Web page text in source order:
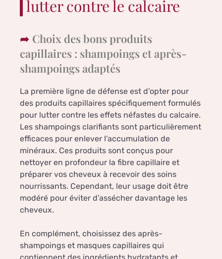
lutter contre le calcaire
Choix des bons produits
capillaires : shampoings et après-
shampoings adaptés
La première ligne de défense est d’opter pour
des produits capillaires spécifiquement formulés
pour lutter contre les effets néfastes du calcaire.
Les shampoings clarifiants sont particulièrement
efficaces pour enlever l’accumulation de
minéraux. Ces produits sont conçus pour
nettoyer en profondeur la fibre capillaire et
préparer vos cheveux à recevoir des soins
nourrissants. Cependant, leur usage doit être
modéré pour éviter d’assécher davantage les
cheveux.
En complément, choisissez des après-
shampoings et masques capillaires qui